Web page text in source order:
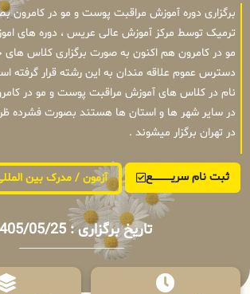
برگزاری دوره آموزش مراقبت پوست و مو در کامرون
ترمیک توسط مرکز آموزش عالی عریس ، دوره های
مو در کامرون هم اکنون به صورت برگزاری کلاس های
دسترس عموم علاقه مندان به این رشته قرار
نام در کلاس های آموزش مراقبت پوست و مو در
در تهران برگزار میشوند .
ثبت نام سریــــــــــــع آزمون / مدرک بین
تاریخ برگزاری : 1405/05/25